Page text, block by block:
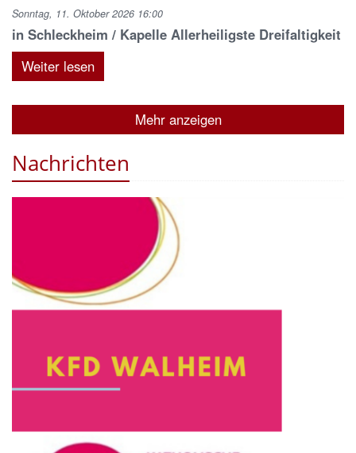
Sonntag, 11. Oktober 2026 16:00
in Schleckheim / Kapelle Allerheiligste Dreifaltigkeit
Weiter lesen
Mehr anzeigen
Nachrichten